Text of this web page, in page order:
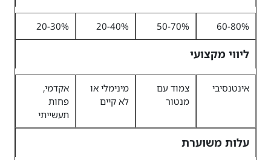
60-80%
50-70%
20-40%
20-30%
ליווי מקצועי
אינטנסיבי
צמוד עם
מנטור
מינימלי או
לא קיים
אקדמי,
פחות
תעשייתי
עלות משוערת